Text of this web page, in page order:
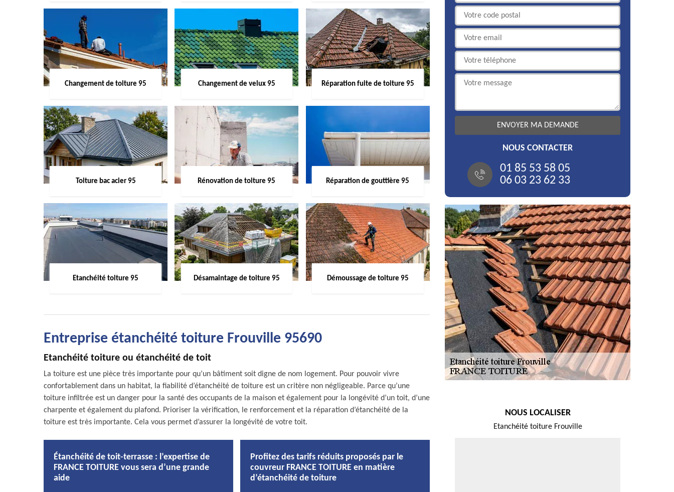
Changement de toiture 95 Changement de velux 95 Réparation fuite de toiture 95
Toiture bac acier 95 Rénovation de toiture 95 Réparation de gouttière 95
Etanchéité toiture 95 Désamaintage de toiture 95 Démoussage de toiture 95
Entreprise étanchéité toiture Frouville 95690
Etanchéité toiture ou étanchéité de toit
La toiture est une pièce très importante pour qu’un bâtiment soit digne de nom logement. Pour pouvoir vivre
confortablement dans un habitat, la fiabilité d’étanchéité de toiture est un critère non négligeable. Parce qu’une
toiture infiltrée est un danger pour la santé des occupants de la maison et également pour la longévité d’un toit, d’une
charpente et également du plafond. Prioriser la vérification, le renforcement et la réparation d’étanchéité de la
toiture est très importante. Cela vous permet d’assurer la longévité de votre toit.
Étanchéité de toit-terrasse : l’expertise de
FRANCE TOITURE vous sera d’une grande
aide
Profitez des tarifs réduits proposés par le
couvreur FRANCE TOITURE en matière
d’étanchéité de toiture
NOUS CONTACTER
01 85 53 58 05
06 03 23 62 33
NOUS LOCALISER
Etanchéité toiture Frouville